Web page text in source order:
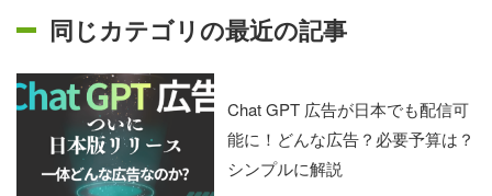
同じカテゴリの最近の記事
Chat GPT 広告が日本でも配信可
能に！どんな広告？必要予算は？
シンプルに解説